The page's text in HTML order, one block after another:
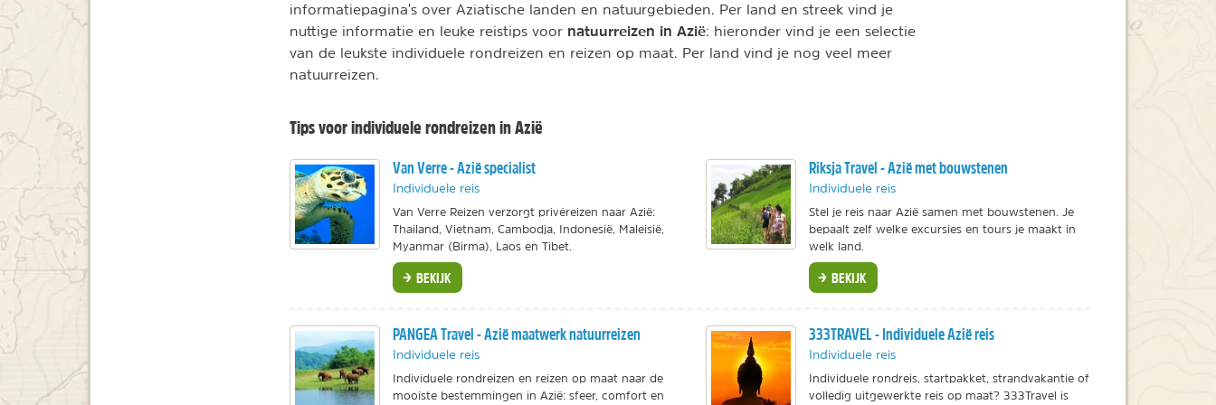
informatiepagina's over Aziatische landen en natuurgebieden. Per land en streek vind je
nuttige informatie en leuke reistips voor natuurreizen in Azië: hieronder vind je een selectie
van de leukste individuele rondreizen en reizen op maat. Per land vind je nog veel meer
natuurreizen.
Tips voor individuele rondreizen in Azië
Van Verre - Azië specialist
Individuele reis
Van Verre Reizen verzorgt privéreizen naar Azië:
Thailand, Vietnam, Cambodja, Indonesië, Maleisië,
Myanmar (Birma), Laos en Tibet.
BEKIJK
Riksja Travel - Azië met bouwstenen
Individuele reis
Stel je reis naar Azië samen met bouwstenen. Je
bepaalt zelf welke excursies en tours je maakt in
welk land.
BEKIJK
PANGEA Travel - Azië maatwerk natuurreizen
Individuele reis
Individuele rondreizen en reizen op maat naar de
mooiste bestemmingen in Azië: sfeer, comfort en
333TRAVEL - Individuele Azië reis
Individuele reis
Individuele rondreis, startpakket, strandvakantie of
volledig uitgewerkte reis op maat? 333Travel is